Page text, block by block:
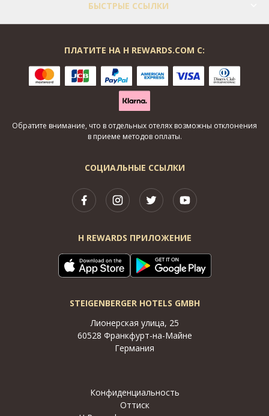
БЫСТРЫЕ ССЫЛКИ
СОЦИАЛЬНЫЕ ССЫЛКИ
H REWARDS ПРИЛОЖЕНИЕ
STEIGENBERGER HOTELS GMBH
Лионерская улица, 25
60528 Франкфурт-на-Майне
Германия
ПЛАТИТЕ НА H REWARDS.COM С:
Обратите внимание, что в отдельных отелях возможны отклонения
в приеме методов оплаты.
Конфиденциальность
Оттиск